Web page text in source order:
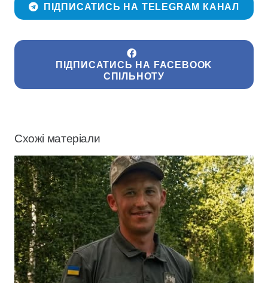
ПІДПИСАТИСЬ НА TELEGRAM КАНАЛ
ПІДПИСАТИСЬ НА FACEBOOK
СПІЛЬНОТУ
Схожі матеріали